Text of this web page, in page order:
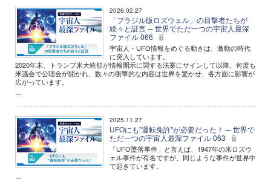
2026.02.27
「ブラジル版ロズウェル」の目撃者たちが
続々と証言 ─ 世界でただ一つの宇宙人最深
ファイル 066
宇宙人・UFO情報をめぐる動きは、激動の時代
に突入しています。
2020年末、トランプ米大統領が情報開示に関する法案にサインして以降、何度も
米議会で公聴会が開かれ、数々の衝撃的な内容は世界を驚かせ、各方面に影響が
広がっています。
...
2025.11.27
UFOにも"運転免許"が必要だった！ ─ 世界で
ただ一つの宇宙人最深ファイル 063
「UFO墜落事件」と言えば、1947年の米ロズウ
ェル事件が有名ですが、同じような事件が世界中
で起きています。
...